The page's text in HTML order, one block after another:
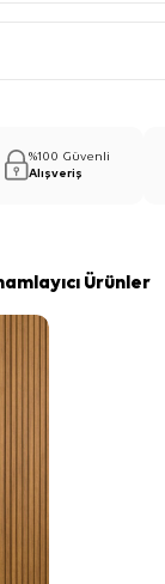
%100 Güvenli
Alışveriş
Ürünler